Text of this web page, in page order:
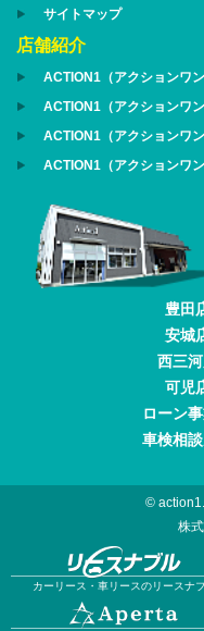
サイトマップ
店舗紹介
ACTION1（アクションワ
ACTION1（アクションワ
ACTION1（アクションワ
ACTION1（アクションワ
豊田
安城
西三
可児
ローン
車検相
©
株
カーリース・車リースのリースナ